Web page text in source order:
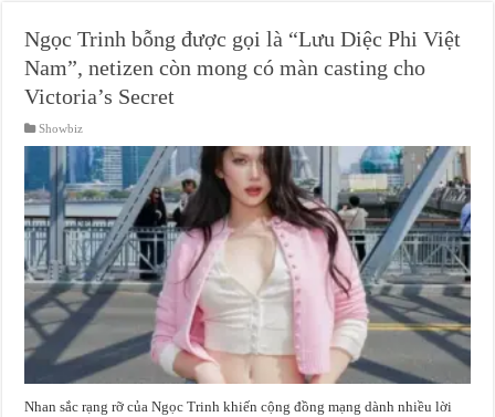
Ngọc Trinh bỗng được gọi là “Lưu Diệc Phi Việt
Nam”, netizen còn mong có màn casting cho
Victoria’s Secret
Showbiz
Nhan sắc rạng rỡ của Ngọc Trinh khiến cộng đồng mạng dành nhiều lời